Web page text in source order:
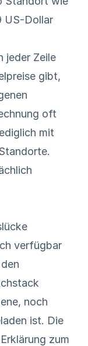
US-Dollar
jeder Zeile
gibt,
oft
mit
verfügbar
noch
ist. Die
zum